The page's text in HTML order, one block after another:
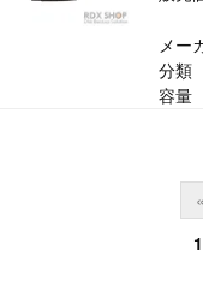
メー
分類
容